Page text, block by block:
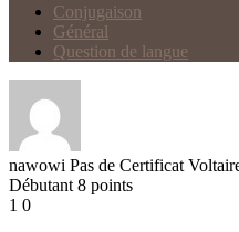
Conjugaison
Général
Question de langue
nawowi Pas de Certificat
Débutant 8 points
1 0